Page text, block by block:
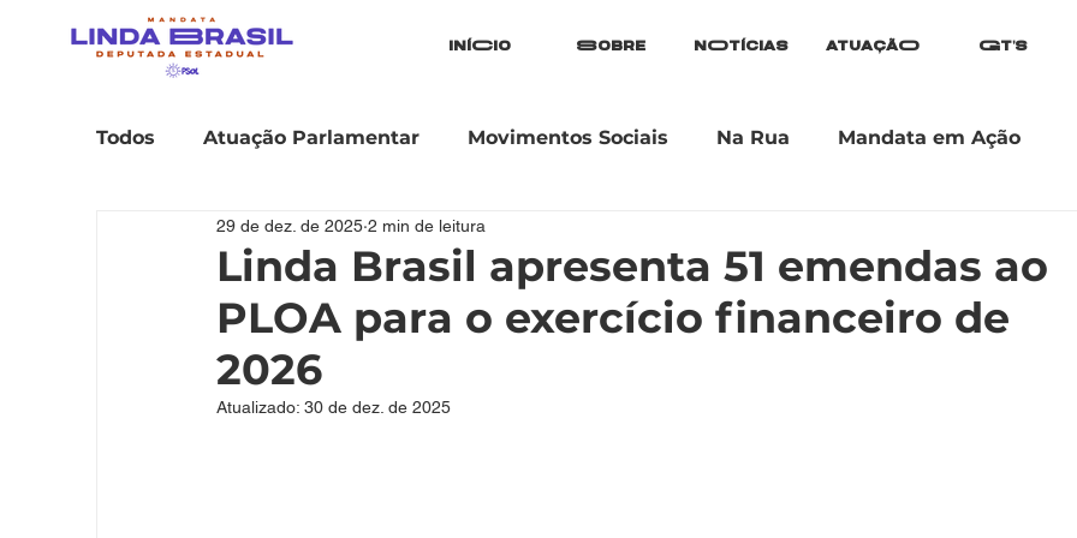
iníCio Sobre nOtícias atuaçãO Gt's
Todos Atuação Parlamentar Movimentos Sociais Na Rua Mandata em Ação
Linda Brasil apresenta 51 emendas ao
PLOA para o exercício financeiro de
2026
29 de dez. de 2025 2 min de leitura
Atualizado: 30 de dez. de 2025